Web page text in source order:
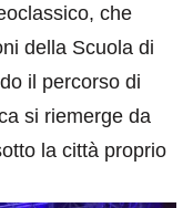
che
della Scuola di
il percorso di
si riemerge da
la città proprio